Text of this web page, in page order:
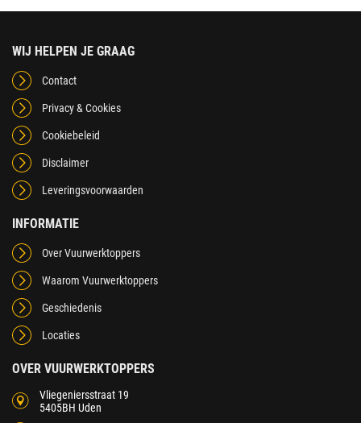
WIJ HELPEN JE GRAAG
Contact
Privacy & Cookies
Cookiebeleid
Disclaimer
Leveringsvoorwaarden
INFORMATIE
Over Vuurwerktoppers
Waarom Vuurwerktoppers
Geschiedenis
Locaties
OVER VUURWERKTOPPERS
Vliegeniersstraat 19
5405BH Uden